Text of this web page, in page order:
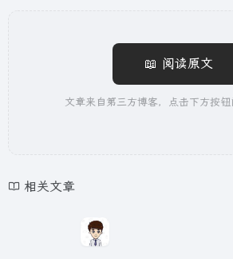
📖 阅读原文
文章来自第三方博客，点击下方按
相关文章